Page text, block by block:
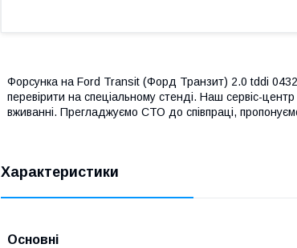
Форсунка на Ford Transit (Форд Транзит) 2.0 tddi
перевірити на спеціальному стенді. Наш сервіс-
вживанні. Прегладжуємо СТО до співпраці,
Характеристики
Основні